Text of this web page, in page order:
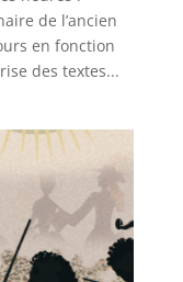
de l’ancien
en fonction
des textes...